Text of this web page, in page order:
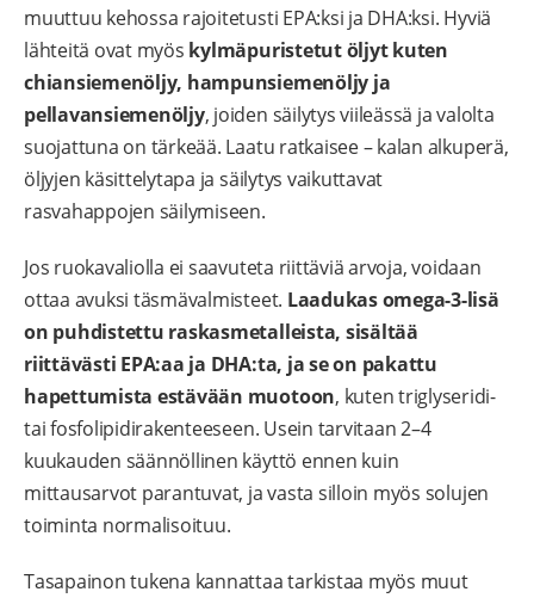
muuttuu kehossa rajoitetusti EPA:ksi ja DHA:ksi. Hyviä
lähteitä ovat myös kylmäpuristetut öljyt kuten
chiansiemenöljy, hampunsiemenöljy ja
pellavansiemenöljy, joiden säilytys viileässä ja valolta
suojattuna on tärkeää. Laatu ratkaisee – kalan alkuperä,
öljyjen käsittelytapa ja säilytys vaikuttavat
rasvahappojen säilymiseen.
Jos ruokavaliolla ei saavuteta riittäviä arvoja, voidaan
ottaa avuksi täsmävalmisteet. Laadukas omega-3-lisä
on puhdistettu raskasmetalleista, sisältää
riittävästi EPA:aa ja DHA:ta, ja se on pakattu
hapettumista estävään muotoon, kuten triglyseridi-
tai fosfolipidirakenteeseen. Usein tarvitaan 2–4
kuukauden säännöllinen käyttö ennen kuin
mittausarvot parantuvat, ja vasta silloin myös solujen
toiminta normalisoituu.
Tasapainon tukena kannattaa tarkistaa myös muut